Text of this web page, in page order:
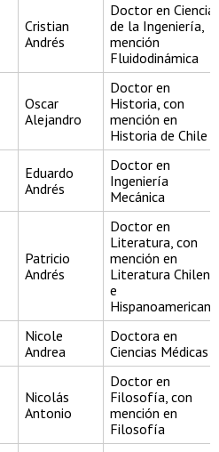
Cristian
Andrés
Doctor en
de la Ingeniería,
mención
Fluidodinámica
Oscar
Alejandro
Doctor en
Historia, con
mención en
Historia de Chile
Eduardo
Andrés
Doctor en
Ingeniería
Mecánica
Patricio
Andrés
Doctor en
Literatura, con
mención en
Literatura Chilena
e
Hispanoamericana
Nicole
Andrea
Doctora en
Ciencias Médicas
Nicolás
Antonio
Doctor en
Filosofía, con
mención en
Filosofía